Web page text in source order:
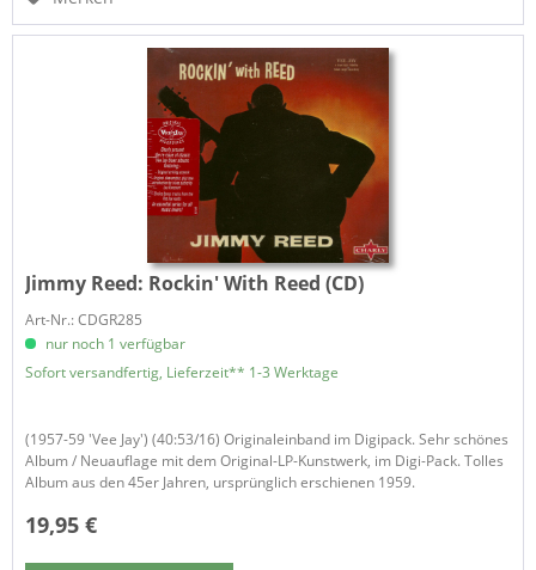
Jimmy Reed: Rockin' With Reed (CD)
Art-Nr.: CDGR285
nur noch 1 verfügbar
Sofort versandfertig, Lieferzeit** 1-3 Werktage
(1957-59 'Vee Jay') (40:53/16) Originaleinband im Digipack. Sehr schönes
Album / Neuauflage mit dem Original-LP-Kunstwerk, im Digi-Pack. Tolles
Album aus den 45er Jahren, ursprünglich erschienen 1959.
19,95 €